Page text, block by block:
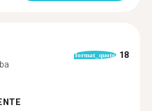
format_quote 18